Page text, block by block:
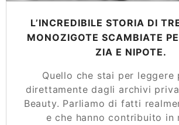
L’INCREDIBILE STORIA DI
MONOZIGOTE SCAMBIATE
ZIA E NIPOTE.
Quello che stai per leggere
direttamente dagli archivi
Beauty. Parliamo di fatti
e che hanno contribuito in